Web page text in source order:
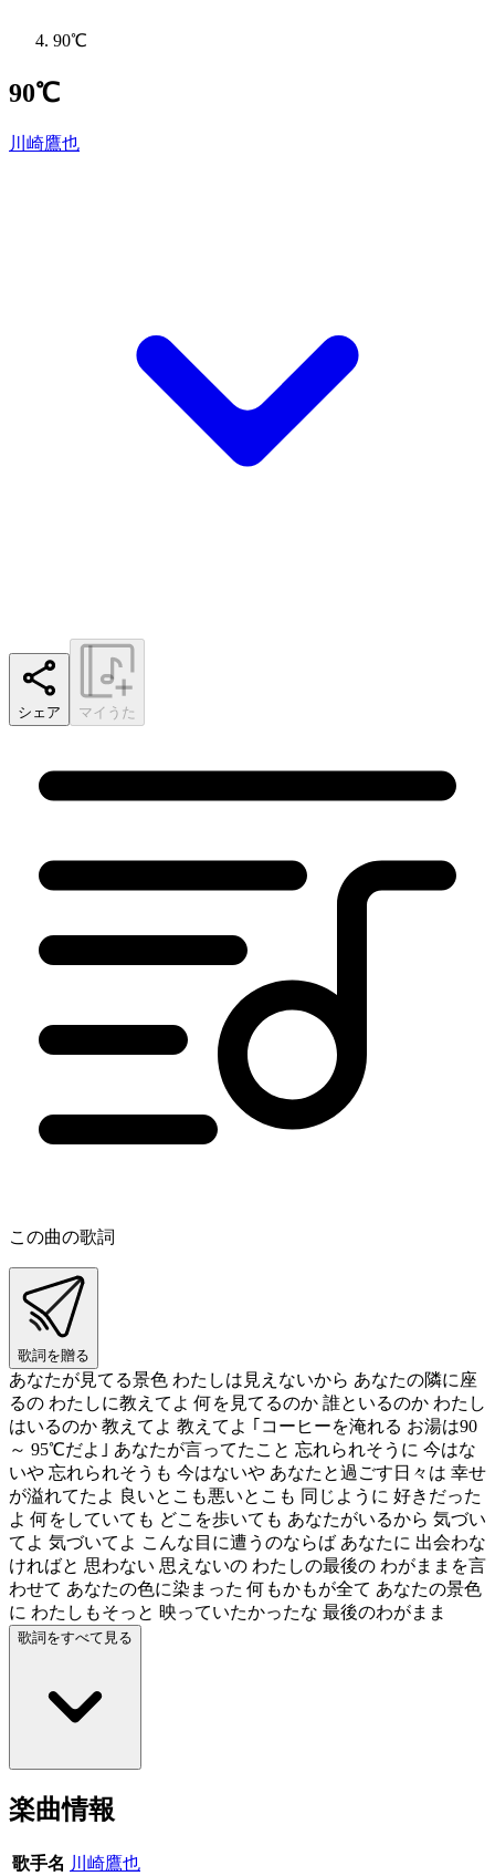
90℃
90℃
川崎鷹也
シェア マイうた
この曲の歌詞
歌詞を贈る
あなたが見てる景色 わたしは見えないから あなたの隣に座
るの わたしに教えてよ 何を見てるのか 誰といるのか わたし
はいるのか 教えてよ 教えてよ ｢コーヒーを淹れる お湯は90
～ 95℃だよ｣ あなたが言ってたこと 忘れられそうに 今はな
いや 忘れられそうも 今はないや あなたと過ごす日々は 幸せ
が溢れてたよ 良いとこも悪いとこも 同じように 好きだった
よ 何をしていても どこを歩いても あなたがいるから 気づい
てよ 気づいてよ こんな目に遭うのならば あなたに 出会わな
ければと 思わない 思えないの わたしの最後の わがままを言
わせて あなたの色に染まった 何もかもが全て あなたの景色
に わたしもそっと 映っていたかったな 最後のわがまま
歌詞をすべて見る
楽曲情報
歌手名 川崎鷹也